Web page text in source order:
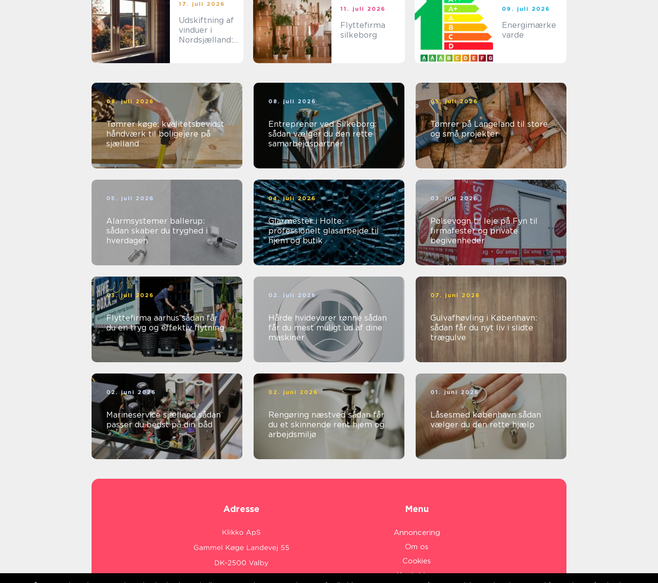
17. juli 2026
Udskiftning af
vinduer i
Nordsjælland:
11. juli 2026
Flyttefirma
silkeborg
09. juli 2026
Energimærke
varde
08. juli 2026
Tømrer køge: kvalitetsbevidst
håndværk til boligejere på
sjælland
08. juli 2026
Entreprenør ved Silkeborg:
sådan vælger du den rette
samarbejdspartner
05. juli 2026
Tømrer på Langeland til store
og små projekter
05. juli 2026
Alarmsystemer ballerup:
sådan skaber du tryghed i
hverdagen
04. juli 2026
Glarmester i Holte:
professionelt glasarbejde til
hjem og butik
03. juli 2026
Pølsevogn til leje på Fyn til
firmafester og private
begivenheder
03. juli 2026
Flyttefirma aarhus sådan får
du en tryg og effektiv flytning
02. juli 2026
Hårde hvidevarer rønne sådan
får du mest muligt ud af dine
maskiner
07. juni 2026
Gulvafhøvling i København:
sådan får du nyt liv i slidte
trægulve
02. juni 2026
Marineservice sjælland sådan
passer du bedst på din båd
02. juni 2026
Rengøring næstved sådan får
du et skinnende rent hjem og
arbejdsmiljø
01. juni 2026
Låsesmed københavn sådan
vælger du den rette hjælp
Adresse Menu
Annoncering
Om os
Cookies
Kontakt os